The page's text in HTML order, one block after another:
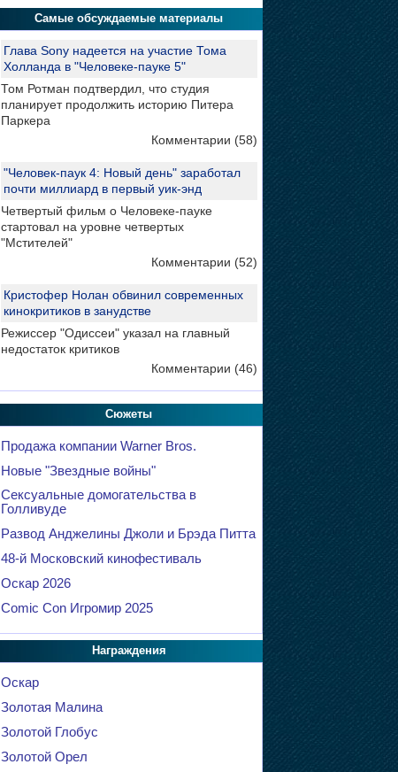
Самые обсуждаемые материалы
Глава Sony надеется на участие Тома
Холланда в "Человеке-пауке 5"
Том Ротман подтвердил, что студия
планирует продолжить историю Питера
Паркера
Комментарии (58)
"Человек-паук 4: Новый день" заработал
почти миллиард в первый уик-энд
Четвертый фильм о Человеке-пауке
стартовал на уровне четвертых
"Мстителей"
Комментарии (52)
Кристофер Нолан обвинил современных
кинокритиков в занудстве
Режиссер "Одиссеи" указал на главный
недостаток критиков
Комментарии (46)
Сюжеты
Продажа компании Warner Bros.
Новые "Звездные войны"
Сексуальные домогательства в
Голливуде
Развод Анджелины Джоли и Брэда Питта
48-й Московский кинофестиваль
Оскар 2026
Comic Con Игромир 2025
Награждения
Оскар
Золотая Малина
Золотой Глобус
Золотой Орел